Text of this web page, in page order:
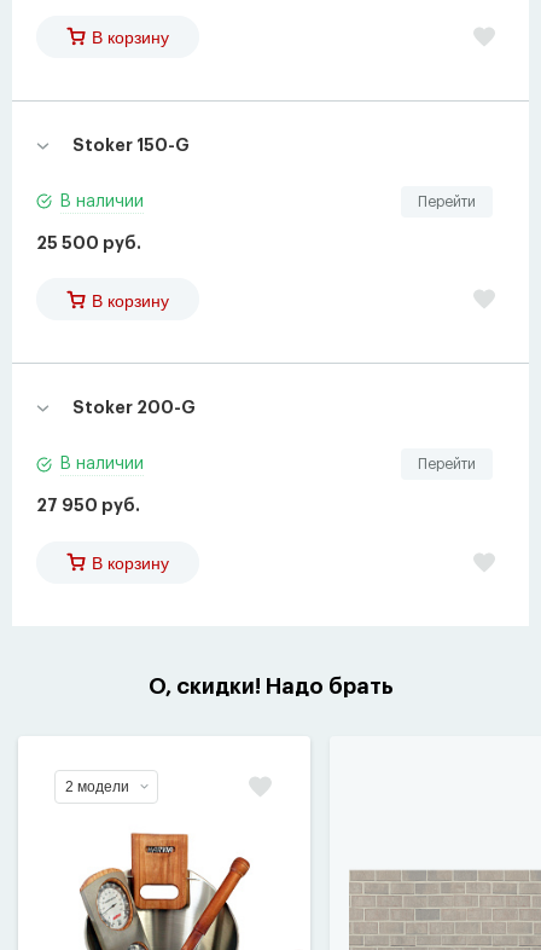
В корзину
Stoker 150-G
Перейти
В наличии
25 500 руб.
В корзину
Stoker 200-G
Перейти
В наличии
27 950 руб.
В корзину
О, скидки! Надо брать
2 модели